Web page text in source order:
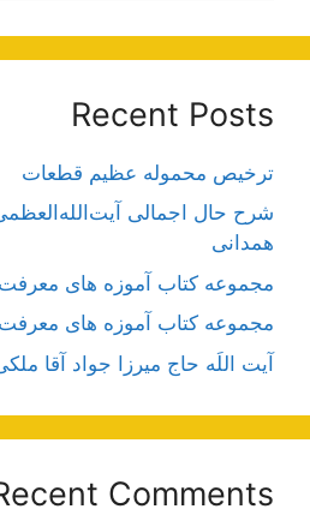
Recent Posts
ترخیص محموله عظیم قطعات
شرح حال اجمالی
همدانی
مجموعه کتاب آموزه های معرفت
مجموعه کتاب آموزه های معرفت
آیت اللَه حاج میرزا جواد آقا
Comments